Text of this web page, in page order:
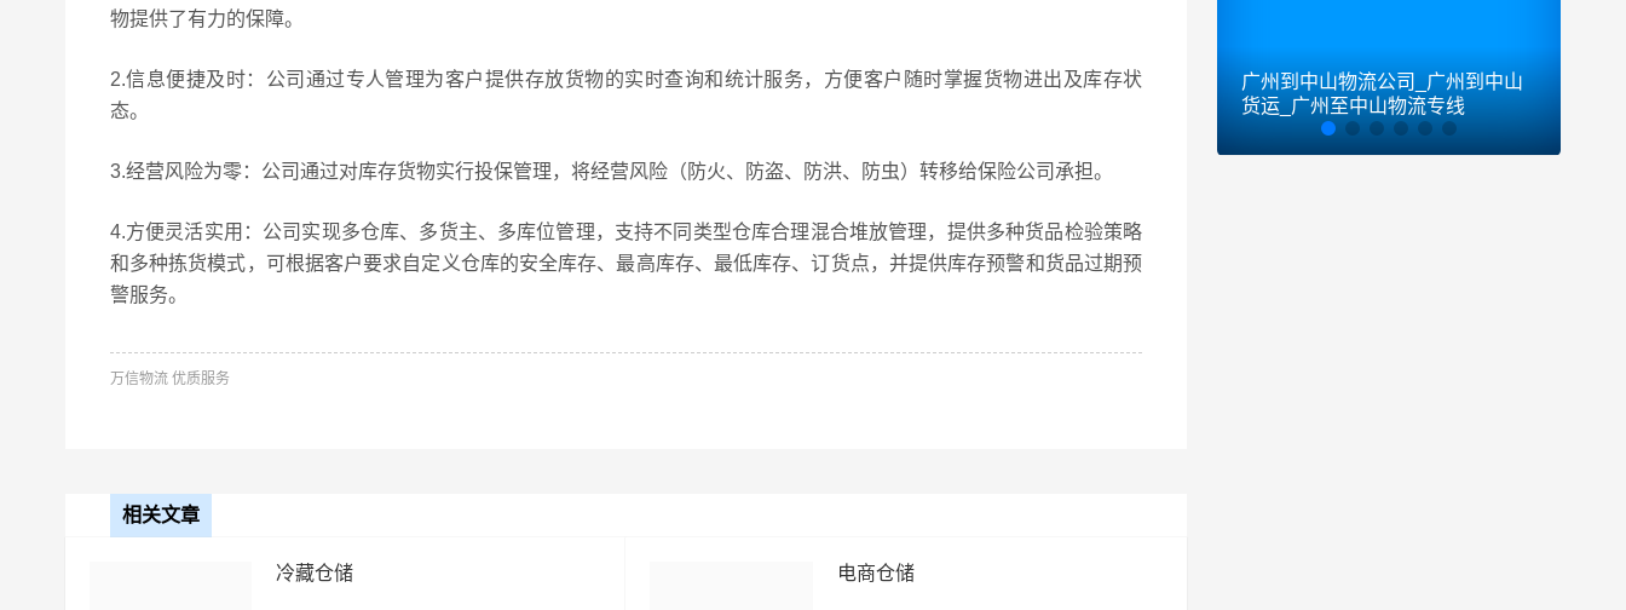
物提供了有力的保障。
2.信息便捷及时：公司通过专人管理为客户提供存放货物的实时查询和统计服务，方便客户随时掌握货物进出及库存状
态。
3.经营风险为零：公司通过对库存货物实行投保管理，将经营风险（防火、防盗、防洪、防虫）转移给保险公司承担。
4.方便灵活实用：公司实现多仓库、多货主、多库位管理，支持不同类型仓库合理混合堆放管理，提供多种货品检验策略
和多种拣货模式，可根据客户要求自定义仓库的安全库存、最高库存、最低库存、订货点，并提供库存预警和货品过期预
警服务。
万信物流 优质服务
相关文章
冷藏仓储 电商仓储
广州到中山物流公司_广州到中山
货运_广州至中山物流专线